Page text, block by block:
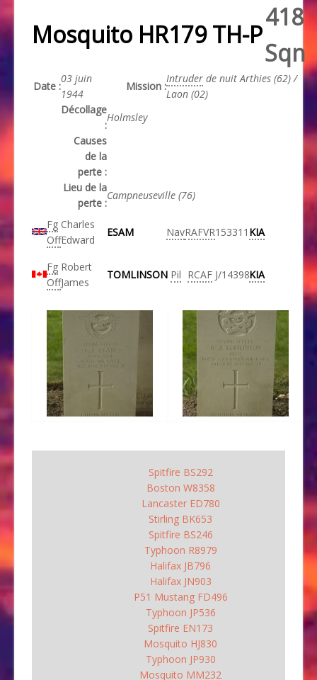
Mosquito HR179 TH-P
418
Sqn
Date :
03 juin
1944
Mission :
Intruder de nuit Arthies (62) /
Laon (02)
Décollage
:
Holmsley
Causes
de la
perte :
Lieu de la
perte :
Campneuseville (76)
Fg
Off
Charles
Edward
ESAM NavRAFVR153311 KIA
Fg
Off
Robert
James
TOMLINSON Pil RCAF J/14398KIA
Spitfire BS292
Boston W8358
Lancaster ED780
Stirling BK653
Spitfire BS246
Typhoon R8979
Halifax JB796
Halifax JN903
P51 Mustang FD496
Typhoon JP536
Spitfire EN173
Mosquito HJ830
Typhoon JP930
Mosquito MM232